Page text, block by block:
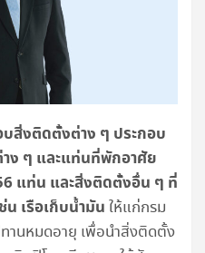
บสิ่งติดตั้งต่าง ๆ ประกอบ
ๆ และแท่นที่พักอาศัย
แท่น และสิ่งติดตั้งอื่น ๆ ที่
น เรือเก็บน้ำมัน ให้แก่กรม
านหมดอายุ เพื่อนำสิ่งติดตั้ง